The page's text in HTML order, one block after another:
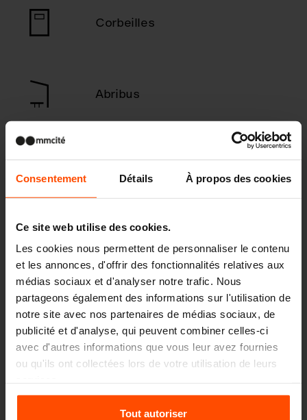
Consentement Détails À propos des cookies
Ce site web utilise des cookies.
Les cookies nous permettent de personnaliser le contenu
et les annonces, d'offrir des fonctionnalités relatives aux
médias sociaux et d'analyser notre trafic. Nous
partageons également des informations sur l'utilisation de
notre site avec nos partenaires de médias sociaux, de
publicité et d'analyse, qui peuvent combiner celles-ci
avec d'autres informations que vous leur avez fournies
ou qu'ils ont collectées lors de votre utilisation de leurs
Pour plus d'informations, veuillez consulter le
Tout autoriser
Corbeilles
Abribus
Cendriers
Abris et pavillons, paravent
Abris pour fumeurs